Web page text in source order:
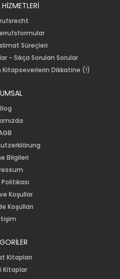
Süreçleri
- Sıkça Sorulan Sorular
Kitapseverlerin Dikkatine (!)
Bilgileri
Koşullar
Koşulları
Kitapları
Kitaplar